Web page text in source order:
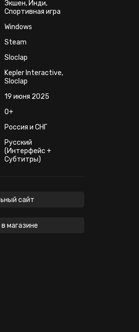
Экшен, Инди,
Спортивная игра
Windows
Steam
Sloclap
Kepler Interactive,
Sloclap
19 июня 2025
0+
Россия и СНГ
Русский
(Интерфейс +
Субтитры)
сайт
магазине